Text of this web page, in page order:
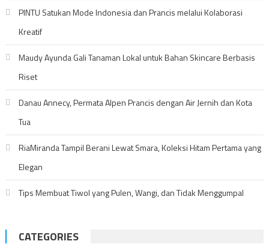
PINTU Satukan Mode Indonesia dan Prancis melalui Kolaborasi
Kreatif
Maudy Ayunda Gali Tanaman Lokal untuk Bahan Skincare Berbasis
Riset
Danau Annecy, Permata Alpen Prancis dengan Air Jernih dan Kota
Tua
RiaMiranda Tampil Berani Lewat Smara, Koleksi Hitam Pertama yang
Elegan
Tips Membuat Tiwol yang Pulen, Wangi, dan Tidak Menggumpal
CATEGORIES